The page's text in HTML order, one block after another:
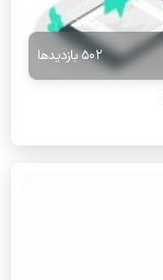
502 بازدیدها